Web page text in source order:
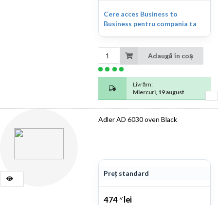
Cere acces Business to
Business pentru compania ta
Adaugă în coș
Livrăm:
Miercuri, 19 august
Adler AD 6030 oven Black
Preț standard
474 77lei